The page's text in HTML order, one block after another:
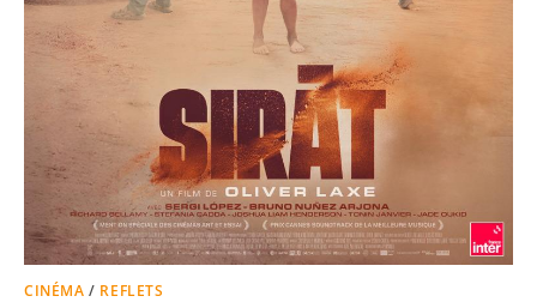
CINÉMA / REFLETS